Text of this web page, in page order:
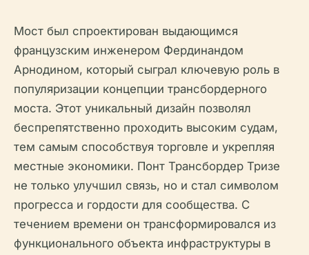
Мост был спроектирован выдающимся
французским инженером Фердинандом
Арнодином, который сыграл ключевую роль в
популяризации концепции трансбордерного
моста. Этот уникальный дизайн позволял
беспрепятственно проходить высоким судам,
тем самым способствуя торговле и укрепляя
местные экономики. Понт Трансбордер Тризе
не только улучшил связь, но и стал символом
прогресса и гордости для сообщества. С
течением времени он трансформировался из
функционального объекта инфраструктуры в